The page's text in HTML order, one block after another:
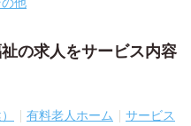
の他
の求人をサービス内容
有料老人ホーム
サービス